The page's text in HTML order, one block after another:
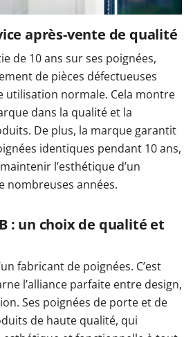
après-vente de qualité
de 10 ans sur ses poignées,
de pièces défectueuses
utilisation normale. Cela montre
dans la qualité et la
De plus, la marque garantit
identiques pendant 10 ans,
l’esthétique d’un
nombreuses années.
: un choix de qualité et
fabricant de poignées. C’est
l’alliance parfaite entre design,
Ses poignées de porte et de
de haute qualité, qui